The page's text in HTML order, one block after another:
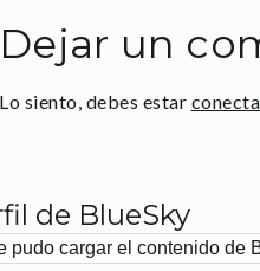
Dejar un
Lo siento, debes estar
de BlueSky
pudo cargar el contenido de